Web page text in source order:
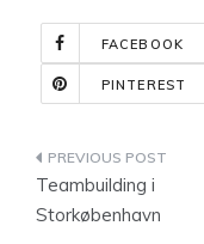
FACEBOOK
PINTEREST
Teambuilding i
Storkøbenhavn